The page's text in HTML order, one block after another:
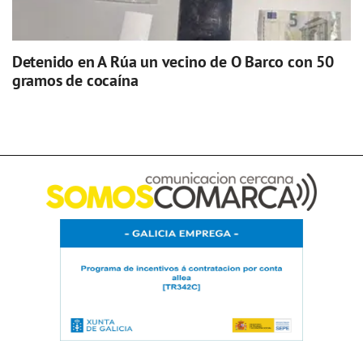
Detenido en A Rúa un vecino de O Barco con 50
gramos de cocaína